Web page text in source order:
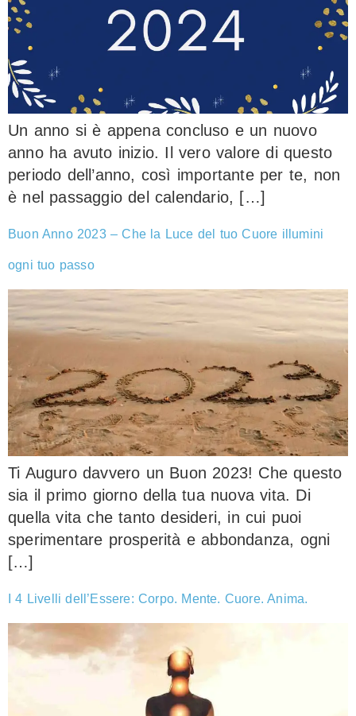
Un anno si è appena concluso e un nuovo
anno ha avuto inizio. Il vero valore di questo
periodo dell’anno, così importante per te, non
è nel passaggio del calendario, […]
Buon Anno 2023 – Che la Luce del tuo Cuore illumini
ogni tuo passo
Ti Auguro davvero un Buon 2023! Che questo
sia il primo giorno della tua nuova vita. Di
quella vita che tanto desideri, in cui puoi
sperimentare prosperità e abbondanza, ogni
[…]
I 4 Livelli dell’Essere: Corpo. Mente. Cuore. Anima.